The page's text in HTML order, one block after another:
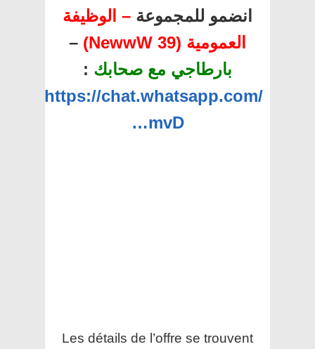
انضمو للمجموعة – الوظيفة
العمومية (39 NewwW)
–
بارطاجي مع صحابك :
https://chat.whatsapp.com/
…mvD
Les détails de l’offre se trouvent